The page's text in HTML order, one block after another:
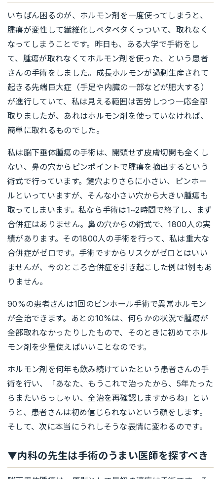
いちばん困るのが、ホルモン剤を一度使ってしまうと、
腫瘍が変性して繊維化しベタベタくっついて、取れなく
なってしまうことです。昨日も、ある大学で手術をし
て、腫瘍が取れなくてホルモン剤を使った、という患者
さんの手術をしました。成長ホルモンが過剰生産されて
起きる先端巨大症（手足や内臓の一部などが肥大する）
が進行していて、私は見える範囲は苦労しつつ一応全部
取りましたが、あれはホルモン剤を使っていなければ、
簡単に取れるものでした。
私は脳下垂体腫瘍の手術は、開頭せず皮膚切開も全くし
ない、鼻の穴からピンポイントで腫瘍を摘出するという
術式で行っています。鍵穴よりさらに小さい、ピンホー
ルといっていますが、そんな小さい穴から大きい腫瘍も
取ってしまいます。私なら手術は1~2時間で終了し、まず
合併症はありません。鼻の穴からの術式で、1800人の実
績があります。その1800人の手術を行って、私は重大な
合併症がゼロです。手術ですからリスクがゼロとはいい
ませんが、今のところ合併症を引き起こした例は1例もあ
りません。
90%の患者さんは1回のピンホール手術で異常ホルモン
が全治できます。あとの10%は、何らかの状況で腫瘍が
全部取れなかったりしたもので、そのときに初めてホル
モン剤を少量使えばいいことなのです。
ホルモン剤を何年も飲み続けていたという患者さんの手
術を行い、「あなた、もうこれで治ったから、5年たった
らまたいらっしゃい、全治を再確認しますからね」とい
うと、患者さんは初め信じられないという顔をします。
そして、次に本当にうれしそうな表情に変わるのです。
▼内科の先生は手術のうまい医師を探すべき